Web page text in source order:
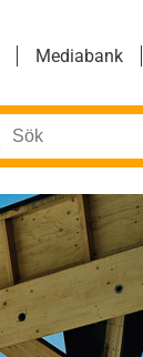
Mediabank